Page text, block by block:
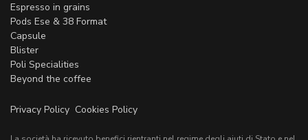
Espresso in grains
Pods Ese & 38 Format
Capsule
Blister
Poli Specialities
Beyond the coffee
Privacy Policy Cookies Policy